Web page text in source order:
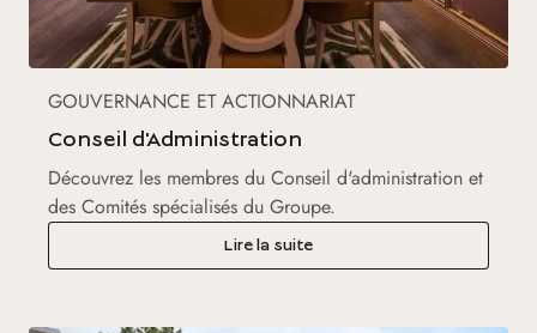
GOUVERNANCE ET ACTIONNARIAT
Conseil d'Administration
Découvrez les membres du Conseil d'administration et
des Comités spécialisés du Groupe.
Lire la suite